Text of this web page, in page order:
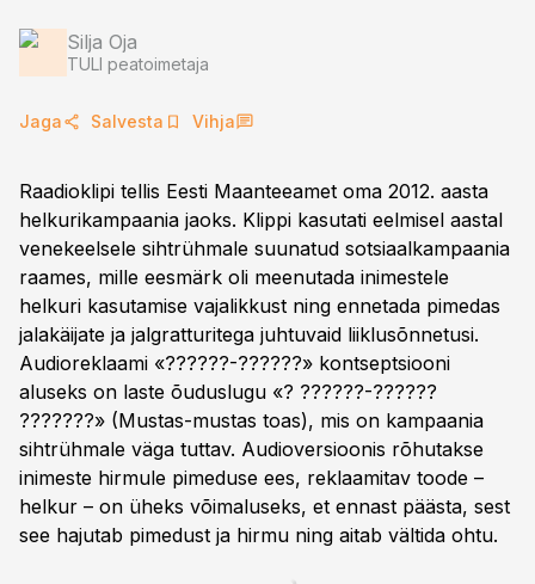
Silja Oja
TULI peatoimetaja
Jaga Salvesta Vihja
Raadioklipi tellis Eesti Maanteeamet oma 2012. aasta
helkurikampaania jaoks. Klippi kasutati eelmisel aastal
venekeelsele sihtrühmale suunatud sotsiaalkampaania
raames, mille eesmärk oli meenutada inimestele
helkuri kasutamise vajalikkust ning ennetada pimedas
jalakäijate ja jalgratturitega juhtuvaid liiklusõnnetusi.
Audioreklaami «??????-??????» kontseptsiooni
aluseks on laste õuduslugu «? ??????-??????
???????» (Mustas-mustas toas), mis on kampaania
sihtrühmale väga tuttav. Audioversioonis rõhutakse
inimeste hirmule pimeduse ees, reklaamitav toode –
helkur – on üheks võimaluseks, et ennast päästa, sest
see hajutab pimedust ja hirmu ning aitab vältida ohtu.